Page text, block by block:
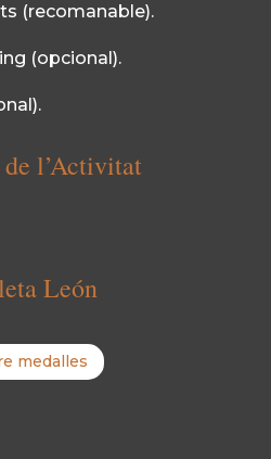
(recomanable).
(opcional).
l’Activitat
León
medalles